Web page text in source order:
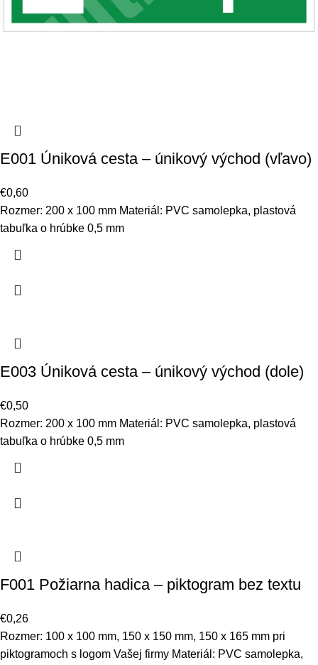
E001 Úniková cesta – únikový východ (vľavo)
€0,60
Rozmer: 200 x 100 mm Materiál: PVC samolepka, plastová
tabuľka o hrúbke 0,5 mm
E003 Úniková cesta – únikový východ (dole)
€0,50
Rozmer: 200 x 100 mm Materiál: PVC samolepka, plastová
tabuľka o hrúbke 0,5 mm
F001 Požiarna hadica – piktogram bez textu
€0,26
Rozmer: 100 x 100 mm, 150 x 150 mm, 150 x 165 mm pri
piktogramoch s logom Vašej firmy Materiál: PVC samolepka,